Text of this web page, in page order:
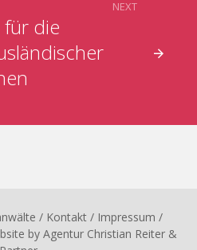
für die
NEXT
/ Kontakt / Impressum /
by Agentur Christian Reiter &